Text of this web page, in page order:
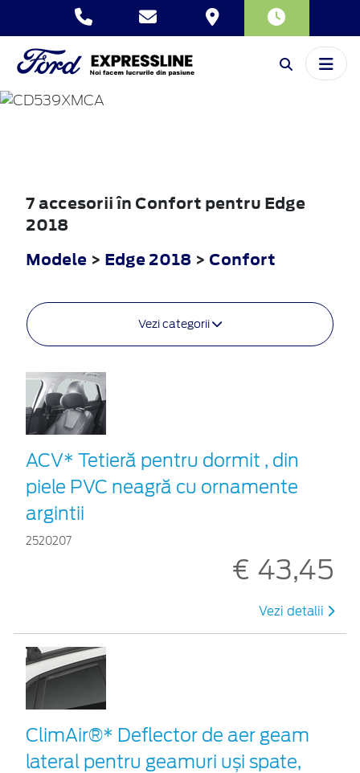
EDGE
7 accesorii în Confort pentru Edge
2018
Modele > Edge 2018 > Confort
Vezi categorii
ACV* Tetieră pentru dormit , din
piele PVC neagră cu ornamente
argintii
2520207
€ 43,45
Vezi detalii
ClimAir®* Deflector de aer geam
lateral pentru geamuri uși spate,